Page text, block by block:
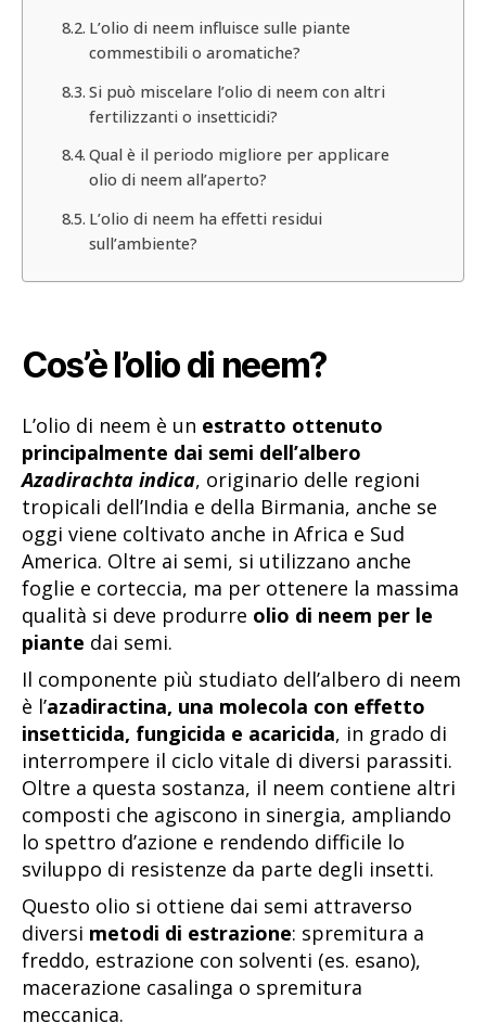
L’olio di neem influisce sulle piante
commestibili o aromatiche?
Si può miscelare l’olio di neem con altri
fertilizzanti o insetticidi?
Qual è il periodo migliore per applicare
olio di neem all’aperto?
L’olio di neem ha effetti residui
sull’ambiente?
Cos’è l’olio di neem?
L’olio di neem è un estratto ottenuto
principalmente dai semi dell’albero
Azadirachta indica, originario delle regioni
tropicali dell’India e della Birmania, anche se
oggi viene coltivato anche in Africa e Sud
America. Oltre ai semi, si utilizzano anche
foglie e corteccia, ma per ottenere la massima
qualità si deve produrre olio di neem per le
piante dai semi.
Il componente più studiato dell’albero di neem
è l’azadiractina, una molecola con effetto
insetticida, fungicida e acaricida, in grado di
interrompere il ciclo vitale di diversi parassiti.
Oltre a questa sostanza, il neem contiene altri
composti che agiscono in sinergia, ampliando
lo spettro d’azione e rendendo difficile lo
sviluppo di resistenze da parte degli insetti.
Questo olio si ottiene dai semi attraverso
diversi metodi di estrazione: spremitura a
freddo, estrazione con solventi (es. esano),
macerazione casalinga o spremitura
meccanica.